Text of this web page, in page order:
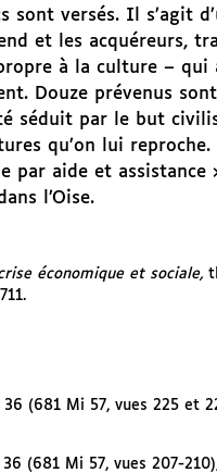
versés. Il s’agit
et les acquéreurs,
à la culture – qui
Douze prévenus
séduit par le but
qu’on lui
par aide et assistance
l’Oise.
économique et sociale,
(681 Mi 57, vues 225 et
(681 Mi 57, vues 207-